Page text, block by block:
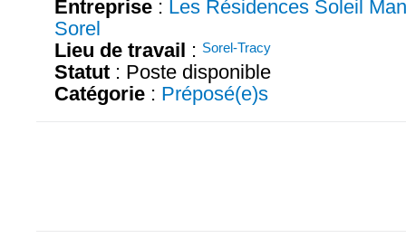
Entreprise : Les Résidences Soleil
Sorel
Lieu de travail : Sorel-Tracy
Statut : Poste disponible
Catégorie : Préposé(e)s